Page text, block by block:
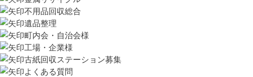
不用品回収総合
遺品整理
町内会・自治会様
工場・企業様
古紙回収ステーション募集
よくある質問